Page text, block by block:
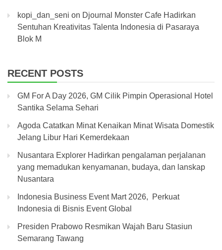
kopi_dan_seni on Djournal Monster Cafe Hadirkan
Sentuhan Kreativitas Talenta Indonesia di Pasaraya
Blok M
RECENT POSTS
GM For A Day 2026, GM Cilik Pimpin Operasional Hotel
Santika Selama Sehari
Agoda Catatkan Minat Kenaikan Minat Wisata Domestik
Jelang Libur Hari Kemerdekaan
Nusantara Explorer Hadirkan pengalaman perjalanan
yang memadukan kenyamanan, budaya, dan lanskap
Nusantara
Indonesia Business Event Mart 2026, Perkuat
Indonesia di Bisnis Event Global
Presiden Prabowo Resmikan Wajah Baru Stasiun
Semarang Tawang